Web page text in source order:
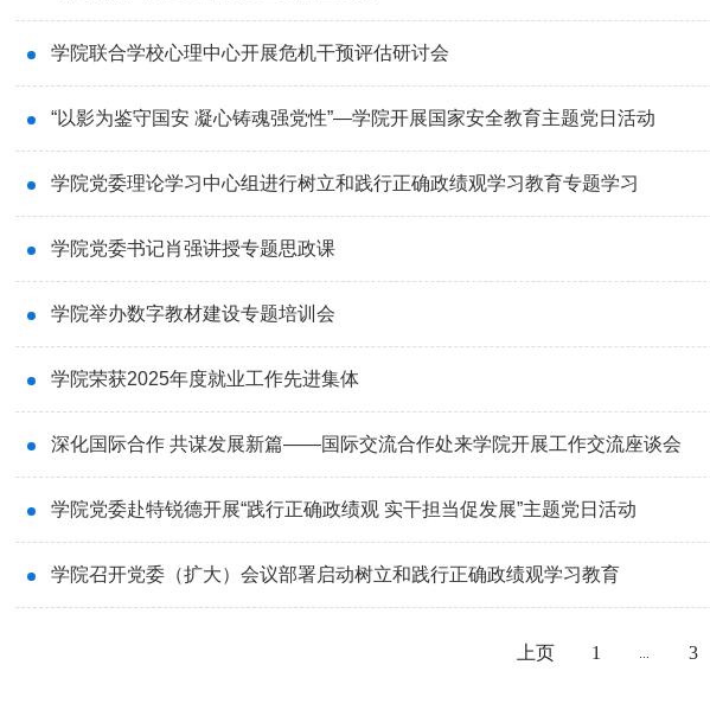
学院联合学校心理中心开展危机干预评估研讨会
“以影为鉴守国安 凝心铸魂强党性”—学院开展国家安全教育主题党日活动
学院党委理论学习中心组进行树立和践行正确政绩观学习教育专题学习
学院党委书记肖强讲授专题思政课
学院举办数字教材建设专题培训会
学院荣获2025年度就业工作先进集体
深化国际合作 共谋发展新篇——国际交流合作处来学院开展工作交流座谈会
学院党委赴特锐德开展“践行正确政绩观 实干担当促发展”主题党日活动
学院召开党委（扩大）会议部署启动树立和践行正确政绩观学习教育
上页 1 ... 3